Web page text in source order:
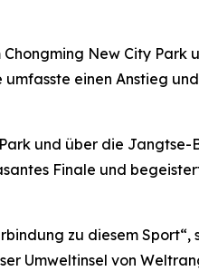
New City Park
einen Anstieg
und über die Jangtse-
Finale und
zu diesem Sport“,
Umweltinsel von